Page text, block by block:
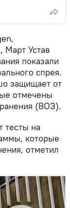
Март Устав
показали
спрея.
защищает от
отмечены
(ВОЗ).
тесты на
которые
отметил